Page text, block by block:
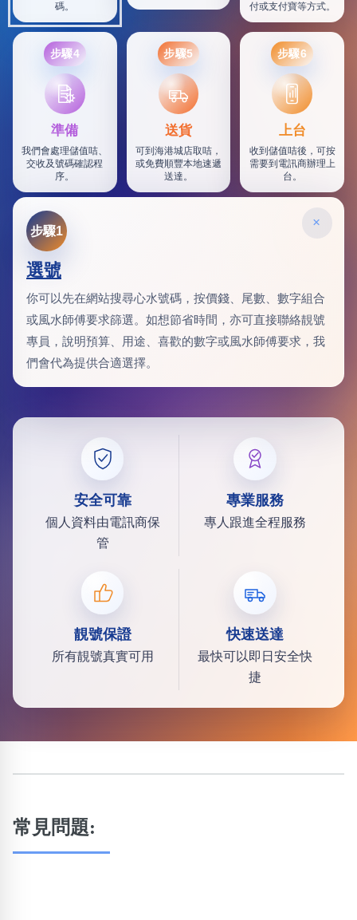
碼。
付或支付寶等方式。
步驟4
準備
我們會處理儲值咭、
交收及號碼確認程
序。
步驟5
SF
送貨
可到海港城店取咭，
或免費順豐本地速遞
送達。
步驟6
上台
收到儲值咭後，可按
需要到電訊商辦理上
台。
×
步驟1
選號
你可以先在網站搜尋心水號碼，按價錢、尾數、數字組合
或風水師傅要求篩選。如想節省時間，亦可直接聯絡靚號
專員，說明預算、用途、喜歡的數字或風水師傅要求，我
們會代為提供合適選擇。
安全可靠
個人資料由電訊商保
管
專業服務
專人跟進全程服務
靚號保證
所有靚號真實可用
快速送達
最快可以即日安全快
捷
常見問題: